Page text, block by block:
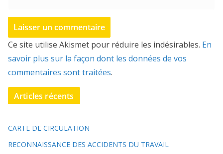
Ce site utilise Akismet pour réduire les indésirables. En
savoir plus sur la façon dont les données de vos
commentaires sont traitées.
Articles récents
CARTE DE CIRCULATION
RECONNAISSANCE DES ACCIDENTS DU TRAVAIL